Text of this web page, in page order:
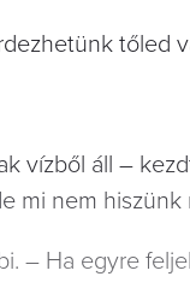
tőled
vízből áll –
mi nem
– Ha egyre